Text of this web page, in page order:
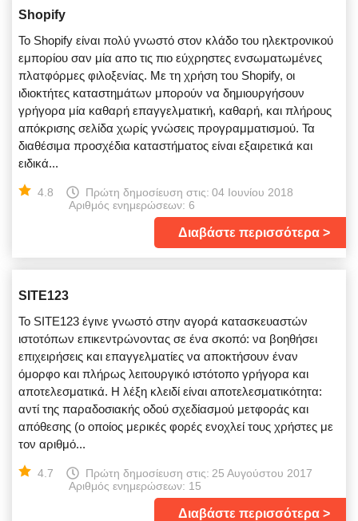
Shopify
Το Shopify είναι πολύ γνωστό στον κλάδο του ηλεκτρονικού
εμπορίου σαν μία απο τις πιο εύχρηστες ενσωματωμένες
πλατφόρμες φιλοξενίας. Με τη χρήση του Shopify, οι
ιδιοκτήτες καταστημάτων μπορούν να δημιουργήσουν
γρήγορα μία καθαρή επαγγελματική, καθαρή, και πλήρους
απόκρισης σελίδα χωρίς γνώσεις προγραμματισμού. Τα
διαθέσιμα προσχέδια καταστήματος είναι εξαιρετικά και
ειδικά...
4.8 Πρώτη δημοσίευση στις: 04 Ιουνίου 2018
Αριθμός ενημερώσεων: 6
Διαβάστε περισσότερα
SITE123
Το SITE123 έγινε γνωστό στην αγορά κατασκευαστών
ιστοτόπων επικεντρώνοντας σε ένα σκοπό: να βοηθήσει
επιχειρήσεις και επαγγελματίες να αποκτήσουν έναν
όμορφο και πλήρως λειτουργικό ιστότοπο γρήγορα και
αποτελεσματικά. Η λέξη κλειδί είναι αποτελεσματικότητα:
αντί της παραδοσιακής οδού σχεδίασμού μετφοράς και
απόθεσης (ο οποίος μερικές φορές ενοχλεί τους χρήστες με
τον αριθμό...
4.7 Πρώτη δημοσίευση στις: 25 Αυγούστου 2017
Αριθμός ενημερώσεων: 15
Διαβάστε περισσότερα